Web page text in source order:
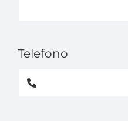
Telefono